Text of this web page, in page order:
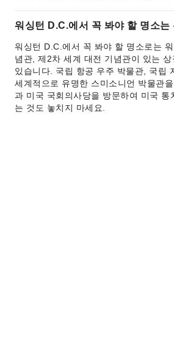
워싱턴 D.C.에서 꼭 봐야 할 명소는
워싱턴 D.C.에서 꼭 봐야 할 명소로는
념관, 제2차 세계 대전 기념관이 있는 상
있습니다. 국립 항공 우주 박물관, 국립
세계적으로 유명한 스미소니언 박물관
과 미국 국회의사당을 방문하여 미국 통
는 것도 놓치지 마세요.